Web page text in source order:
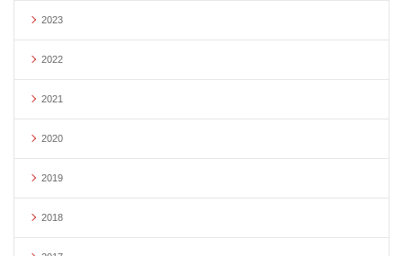
2023
2022
2021
2020
2019
2018